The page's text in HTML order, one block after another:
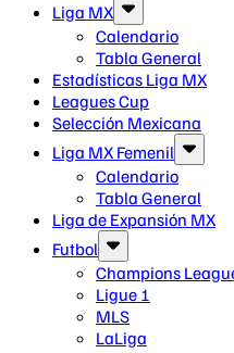
Liga MX
Calendario
Tabla General
Estadísticas Liga MX
Leagues Cup
Selección Mexicana
Liga MX Femenil
Calendario
Tabla General
Liga de Expansión MX
Futbol
Champions
Ligue 1
MLS
LaLiga